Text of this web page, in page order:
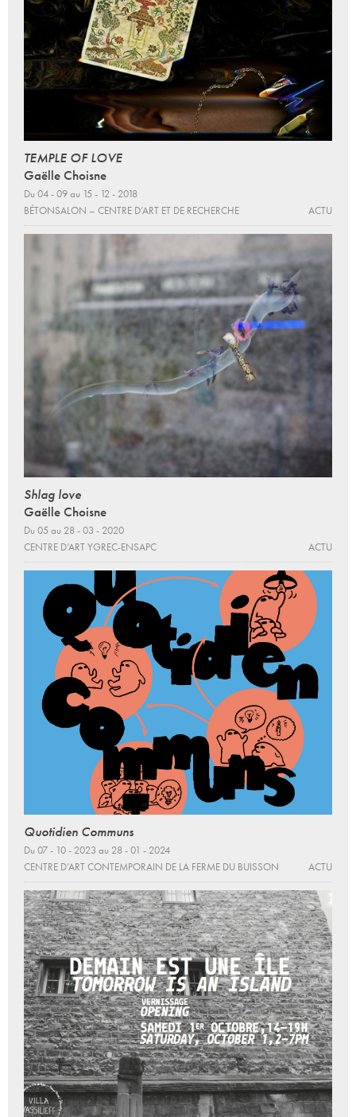
TEMPLE OF LOVE
Gaëlle Choisne
Du 04 - 09 au 15 - 12 - 2018
BÉTONSALON – CENTRE D’ART ET DE RECHERCHE
ACTU
Shlag love
Gaëlle Choisne
Du 05 au 28 - 03 - 2020
CENTRE D’ART YGREC-ENSAPC
ACTU
Quotidien Communs
Du 07 - 10 - 2023 au 28 - 01 - 2024
CENTRE D’ART CONTEMPORAIN DE LA FERME DU BUISSON
ACTU